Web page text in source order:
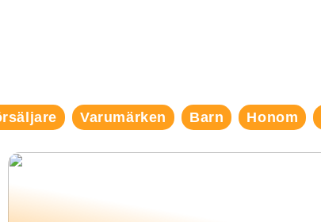
Varumärken Barn Honom